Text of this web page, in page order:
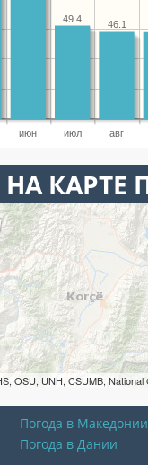
июн июл авг
46.1
49.4
КАРТЕ
OSU, UNH, CSUMB, National
Погода в Македонии
Погода в Дании